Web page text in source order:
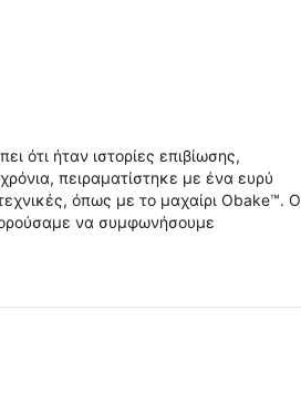
ότι ήταν ιστορίες επιβίωσης,
πειραματίστηκε με ένα ευρύ
όπως με το μαχαίρι Obake™. Ο
να συμφωνήσουμε